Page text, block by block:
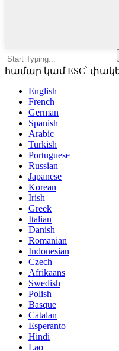
համար կամ ESC՝
English
French
German
Spanish
Arabic
Turkish
Portuguese
Russian
Japanese
Korean
Irish
Greek
Italian
Danish
Romanian
Indonesian
Czech
Afrikaans
Swedish
Polish
Basque
Catalan
Esperanto
Hindi
Lao